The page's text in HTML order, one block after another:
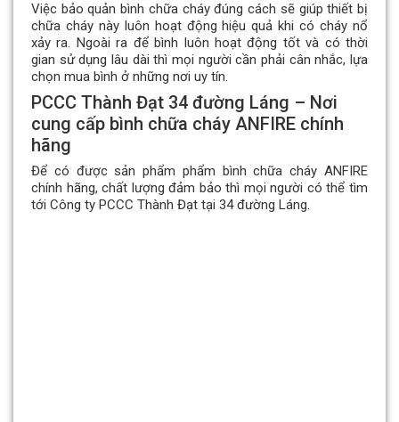
Việc bảo quản bình chữa cháy đúng cách sẽ giúp thiết bị
chữa cháy này luôn hoạt động hiệu quả khi có cháy nổ
xảy ra. Ngoài ra để bình luôn hoạt động tốt và có thời
gian sử dụng lâu dài thì mọi người cần phải cân nhắc, lựa
chọn mua bình ở những nơi uy tín.
PCCC Thành Đạt 34 đường Láng – Nơi
cung cấp bình chữa cháy ANFIRE chính
hãng
Để có được sản phẩm phẩm bình chữa cháy ANFIRE
chính hãng, chất lượng đảm bảo thì mọi người có thể tìm
tới Công ty PCCC Thành Đạt tại 34 đường Láng.